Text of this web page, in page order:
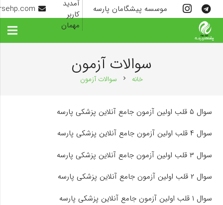
موسسه پیشگامان پارسه
آمدید
کاربر
مهمان
سوالات آزمون
خانه chevron_right سوالات آزمون
سوال ۵ قلب اولین آزمون جامع آنلاین پزشکی پارسه
سوال ۴ قلب اولین آزمون جامع آنلاین پزشکی پارسه
سوال ۳ قلب اولین آزمون جامع آنلاین پزشکی پارسه
سوال ۲ قلب اولین آزمون جامع آنلاین پزشکی پارسه
سوال ۱ قلب اولین آزمون جامع آنلاین پزشکی پارسه